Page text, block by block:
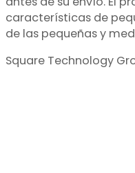
características de
de las pequeñas y
Square Technology